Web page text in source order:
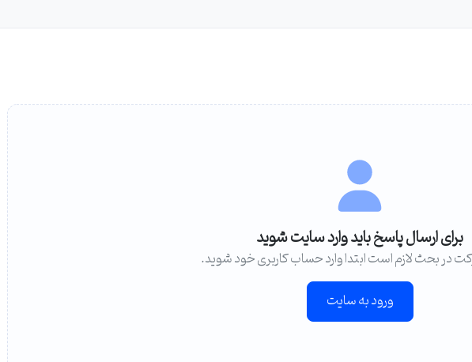
برای ارسال پاسخ باید وارد سایت شوید
در بحث لازم است ابتدا وارد حساب کاربری خود شوید.
ورود به سایت